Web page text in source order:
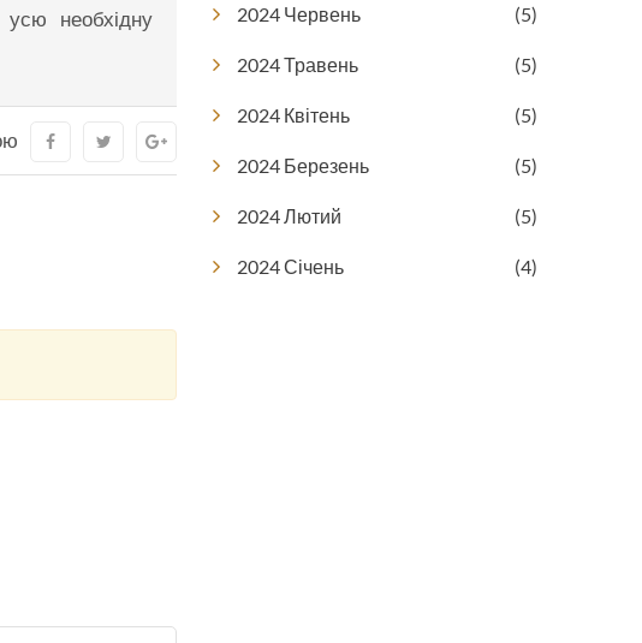
необхідну
2024 Червень (5)
2024 Травень (5)
2024 Квітень (5)
2024 Березень (5)
2024 Лютий (5)
2024 Січень (4)